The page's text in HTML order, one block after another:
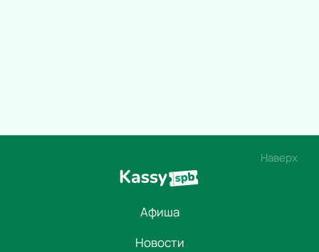
Наверх
Афиша
Новости